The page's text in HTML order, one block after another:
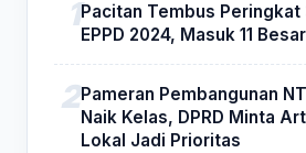
Pacitan Tembus Peringkat
EPPD 2024, Masuk 11
Pameran Pembangunan
Naik Kelas, DPRD Minta
Lokal Jadi Prioritas